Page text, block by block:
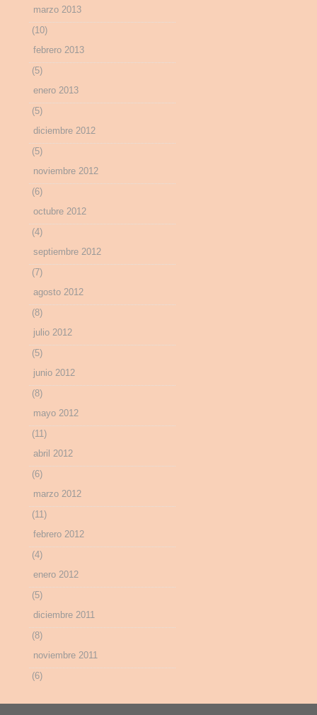
marzo 2013
(10)
febrero 2013
(5)
enero 2013
(5)
diciembre 2012
(5)
noviembre 2012
(6)
octubre 2012
(4)
septiembre 2012
(7)
agosto 2012
(8)
julio 2012
(5)
junio 2012
(8)
mayo 2012
(11)
abril 2012
(6)
marzo 2012
(11)
febrero 2012
(4)
enero 2012
(5)
diciembre 2011
(8)
noviembre 2011
(6)